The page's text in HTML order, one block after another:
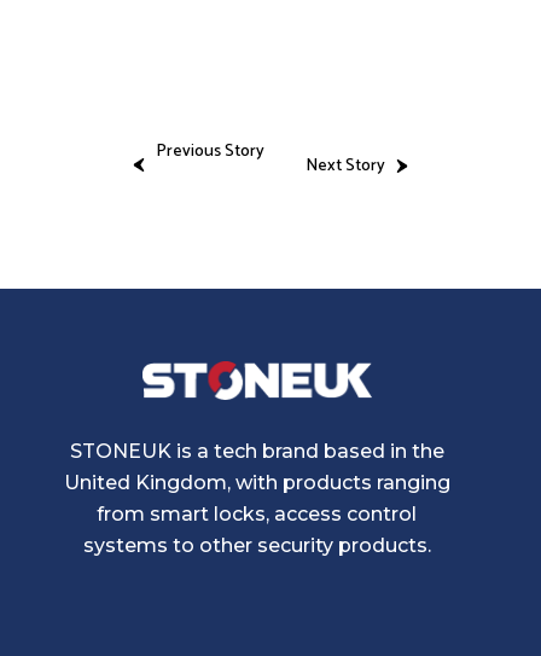
Previous Story Next Story
STONEUK is a tech brand based in the
United Kingdom, with products ranging
from smart locks, access control
systems to other security products.